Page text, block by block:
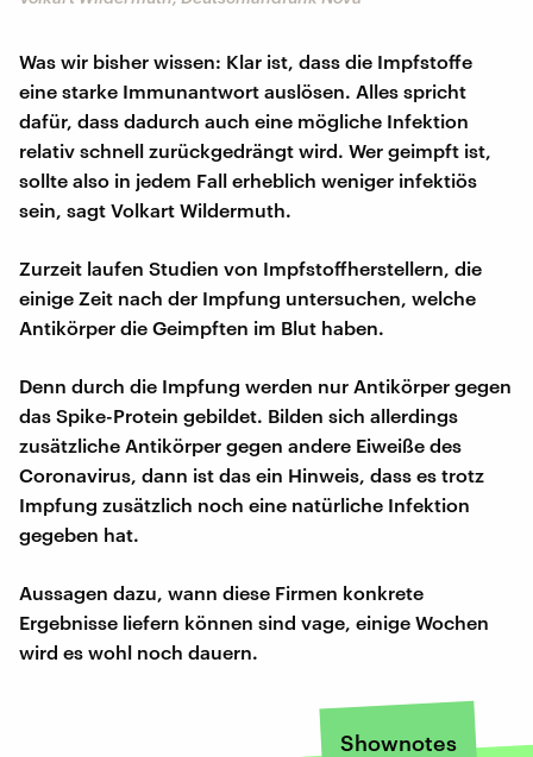
Was wir bisher wissen: Klar ist, dass die Impfstoffe
eine starke Immunantwort auslösen. Alles spricht
dafür, dass dadurch auch eine mögliche Infektion
relativ schnell zurückgedrängt wird. Wer geimpft ist,
sollte also in jedem Fall erheblich weniger infektiös
sein, sagt Volkart Wildermuth.
Zurzeit laufen Studien von Impfstoffherstellern, die
einige Zeit nach der Impfung untersuchen, welche
Antikörper die Geimpften im Blut haben.
Denn durch die Impfung werden nur Antikörper gegen
das Spike-Protein gebildet. Bilden sich allerdings
zusätzliche Antikörper gegen andere Eiweiße des
Coronavirus, dann ist das ein Hinweis, dass es trotz
Impfung zusätzlich noch eine natürliche Infektion
gegeben hat.
Aussagen dazu, wann diese Firmen konkrete
Ergebnisse liefern können sind vage, einige Wochen
wird es wohl noch dauern.
Shownotes